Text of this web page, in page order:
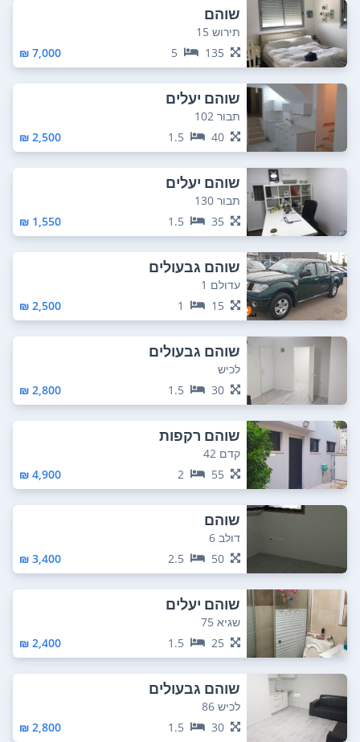
שוהם
תירוש 15
135
5
7,000 ₪
שוהם יעלים
תבור 102
40
1.5
2,500 ₪
שוהם יעלים
תבור 130
35
1.5
1,550 ₪
שוהם גבעולים
עדולם 1
15
1
2,500 ₪
שוהם גבעולים
לכיש
30
1.5
2,800 ₪
שוהם רקפות
קדם 42
55
2
4,900 ₪
שוהם
דולב 6
50
2.5
3,400 ₪
שוהם יעלים
שגיא 75
25
1.5
2,400 ₪
שוהם גבעולים
לכיש 86
30
1.5
2,800 ₪